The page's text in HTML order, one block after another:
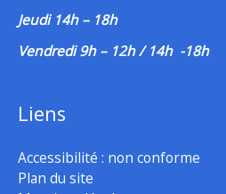
Jeudi 14h – 18h
Vendredi 9h – 12h / 14h -18h
Liens
Accessibilité : non conforme
Plan du site